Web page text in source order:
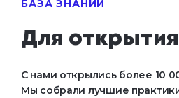
БАЗА ЗНАНИЙ
Для
С нами открылись более 10
Мы собрали лучшие